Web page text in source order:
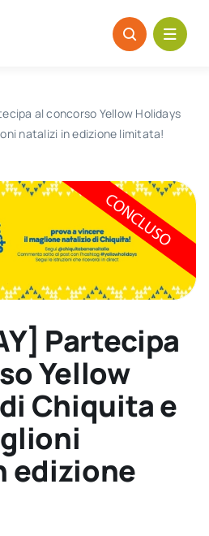
al concorso Yellow Holidays
natalizi in edizione limitata!
Partecipa
Yellow
Chiquita e
edizione